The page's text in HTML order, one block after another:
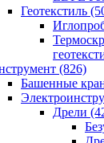
Геотекстиль
(826)
Башенные
Дрели